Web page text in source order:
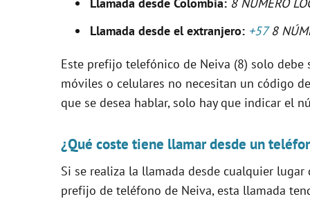
i
d
Llamada desde el extranjero: +578
Este prefijo telefónico de Neiva (8) solo
móviles o celulares no necesitan un código
que se desea hablar, solo hay que indicar el
¿Qué coste tiene llamar desde un
Si se realiza la llamada desde cualquier lugar
prefijo de teléfono de Neiva, esta llamada